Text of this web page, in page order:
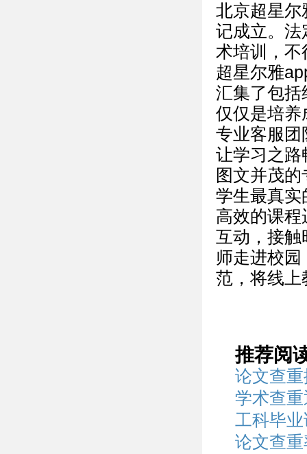
北京超星尔
记成立。法
术培训，
超星尔雅
汇集了包括
仅仅是培养
专业客服团
让学习之路
图文并茂
学生最真实
高效的课
互动，接触
师走进校
范，将线上
推荐阅
论文查
学术查
工科毕
论文查